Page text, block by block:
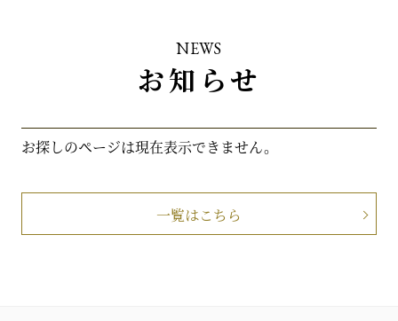
NEWS
お知らせ
お探しのページは現在表示できません。
一覧はこちら